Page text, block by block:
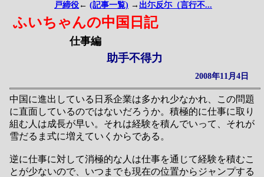
戸締役 ← (記事一覧) → 出尓反尓（言行不...
ふいちゃんの中国日記
仕事編
助手不得力
2008年11月4日
中国に進出している日系企業は多かれ少なかれ、この問題
に直面しているのではないだろうか。積極的に仕事に取り
組む人は成長が早い。それは経験を積んでいって、それが
雪だるま式に増えていくからである。
逆に仕事に対して消極的な人は仕事を通じて経験を積むこ
とが少ないので、いつまでも現在の位置からジャンプする